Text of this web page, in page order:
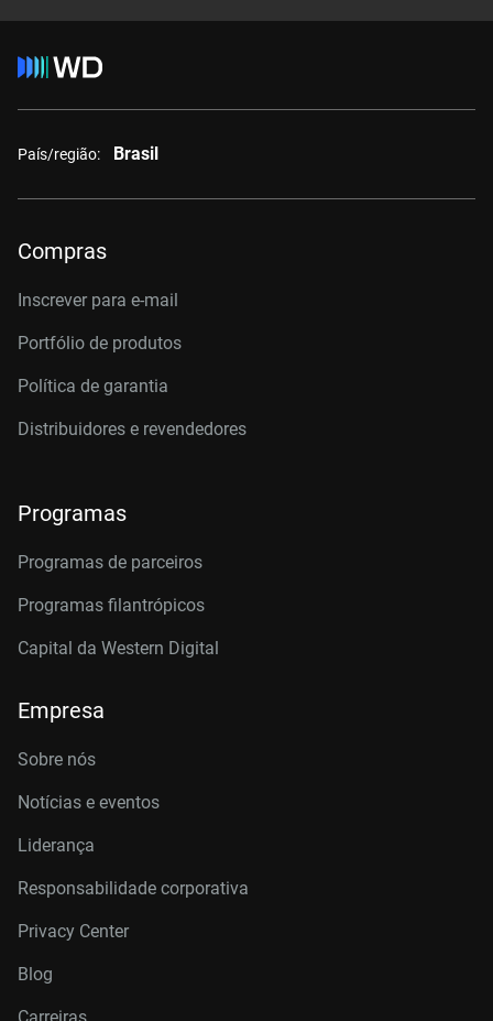
País/região: Brasil
Compras
Inscrever para e-mail
Portfólio de produtos
Política de garantia
Distribuidores e revendedores
Programas
Programas de parceiros
Programas filantrópicos
Capital da Western Digital
Empresa
Sobre nós
Notícias e eventos
Liderança
Responsabilidade corporativa
Privacy Center
Blog